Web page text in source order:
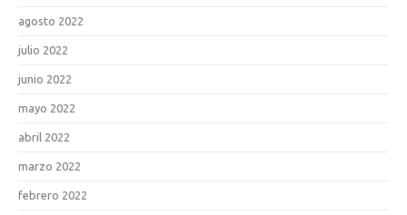
agosto 2022
julio 2022
junio 2022
mayo 2022
abril 2022
marzo 2022
febrero 2022